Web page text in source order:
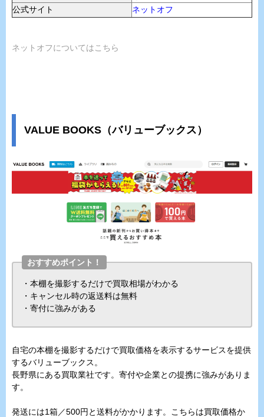
公式サイト
ネットオフ
ネットオフについてはこちら
VALUE BOOKS（バリューブックス）
おすすめポイント！
・本棚を撮影するだけで買取相場がわかる
・キャンセル時の返送料は無料
・寄付に強みがある
自宅の本棚を撮影するだけで買取価格を表示するサービスを提供
するバリューブックス。
長野県にある買取業社です。寄付や企業との提携に強みがありま
す。
発送には1箱／500円と送料がかかります。こちらは買取価格か